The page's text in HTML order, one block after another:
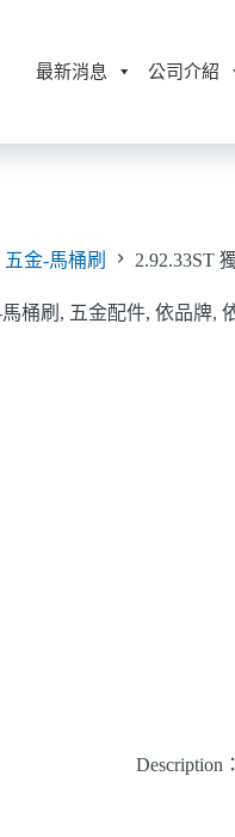
最新消息 公司介紹
五金-馬桶刷 2.92.33ST
桶刷 , 五金配件, 依品牌,
Description